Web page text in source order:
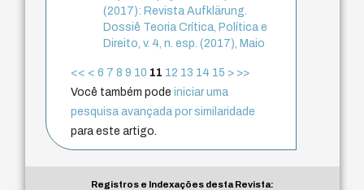
(2017): Revista Aufklärung.
Dossiê Teoria Crítica, Política e
Direito, v. 4, n. esp. (2017), Maio
<< < 6 7 8 9 10 11 12 13 14 15 > >>
Você também podeiniciar uma
pesquisa avançada por similaridade
para este artigo.
Registros e Indexações desta Revista: